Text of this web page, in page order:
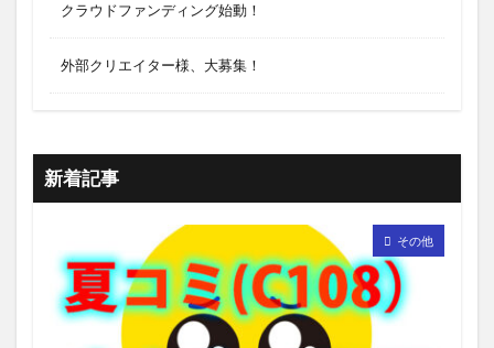
クラウドファンディング始動！
外部クリエイター様、大募集！
新着記事
その他